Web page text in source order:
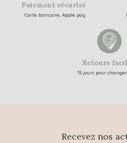
Paiement sécurisé
Carte bancaire, Apple pay
Retours
15 jours pour changer
Recevez nos